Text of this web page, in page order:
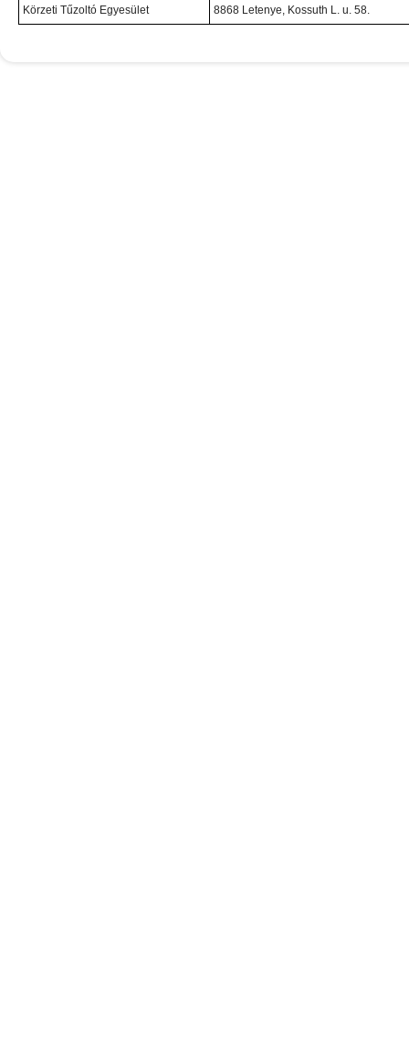
Körzeti Tűzoltó Egyesület 8868 Letenye, Kossuth L. u. 58.